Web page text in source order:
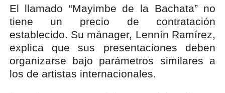
El llamado “Mayimbe de la Bachata” no
tiene un precio de contratación
establecido. Su mánager, Lennín Ramírez,
explica que sus presentaciones deben
organizarse bajo parámetros similares a
los de artistas internacionales.